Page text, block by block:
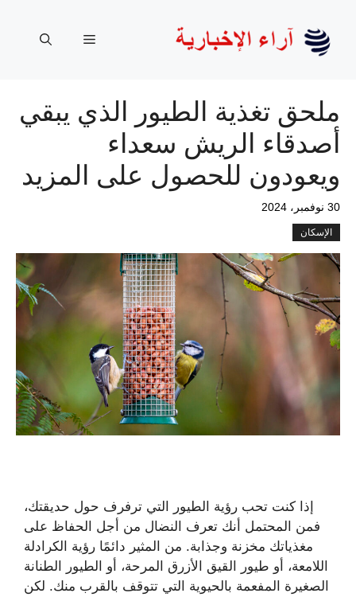
المحتوى
القائمة
ملحق تغذية الطيور الذي يبقي
أصدقاء الريش سعداء
ويعودون للحصول على المزيد
30 نوفمبر، 2024
الإسكان
إذا كنت تحب رؤية الطيور التي ترفرف حول حديقتك،
فمن المحتمل أنك تعرف النضال من أجل الحفاظ على
مغذياتك مخزنة وجذابة. من المثير دائمًا رؤية الكرادلة
اللامعة، أو طيور القيق الأزرق المرحة، أو الطيور الطنانة
الصغيرة المفعمة بالحيوية التي تتوقف بالقرب منك. لكن